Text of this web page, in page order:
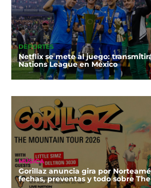
DEPORTES
Netflix se mete al juego:
Nations League en México
MÚSICA
Gorillaz anuncia gira por
fechas, preventas y todo sobre